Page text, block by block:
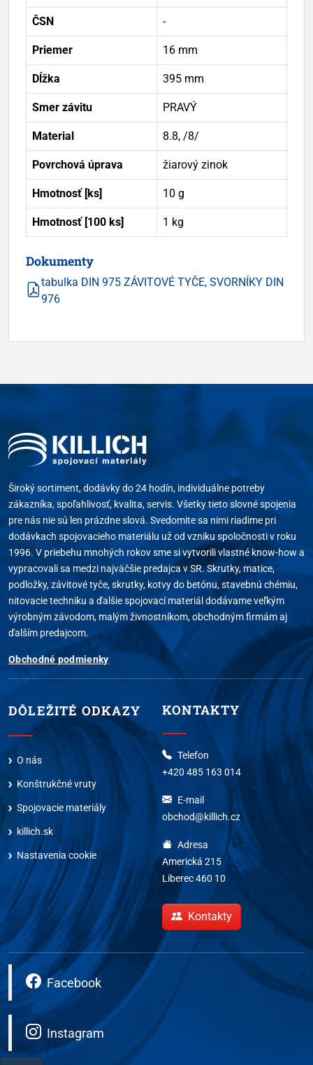
ČSN -
Priemer 16 mm
Dĺžka 395 mm
Smer závitu PRAVÝ
Material 8.8, /8/
Povrchová úprava žiarový zinok
Hmotnosť [ks] 10 g
Hmotnosť [100 ks] 1 kg
Dokumenty
tabulka DIN 975 ZÁVITOVÉ TYČE, SVORNÍKY DIN
976
Široký sortiment, dodávky do 24 hodín, individuálne potreby
zákazníka, spoľahlivosť, kvalita, servis. Všetky tieto slovné spojenia
pre nás nie sú len prázdne slová. Svedomite sa nimi riadime pri
dodávkach spojovacieho materiálu už od vzniku spoločnosti v roku
1996. V priebehu mnohých rokov sme si vytvorili vlastné know-how a
vypracovali sa medzi najväčšie predajca v SR. Skrutky, matice,
podložky, závitové tyče, skrutky, kotvy do betónu, stavebnú chémiu,
nitovacie techniku a ďalšie spojovací materiál dodávame veľkým
výrobným závodom, malým živnostníkom, obchodným firmám aj
ďalším predajcom.
Obchodné podmienky
DÔLEŽITÉ ODKAZY
O nás
Konštrukčné vruty
Spojovacie materiály
killich.sk
Nastavenia cookie
KONTAKTY
Telefon
+420 485 163 014
E-mail
obchod@killich.cz
Adresa
Americká 215
Liberec 460 10
Kontakty
Facebook
Instagram